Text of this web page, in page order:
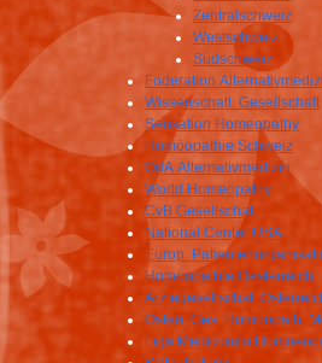
Zentralschweiz
Westschweiz
Südschweiz
Föderation
Wissenschatl. Gesellschaft
Sensation Homeopathy
Homöopathie Schweiz
OdA Alternativmedizin
World Homeopathy
CvB Gesellschaft
National Center USA
Europ.
Homöopathie Oesterreich
Ärztegesellschaft
Österr. Ges. Homöopath.
Liga Medicorum